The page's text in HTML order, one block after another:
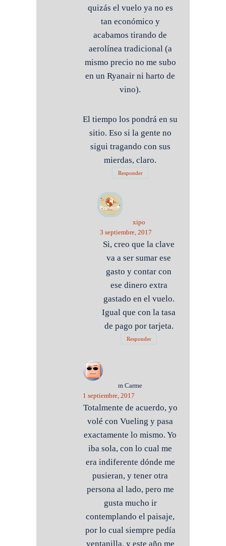
quizás el vuelo ya no es
tan económico y
acabamos tirando de
aerolínea tradicional (a
mismo precio no me subo
en un Ryanair ni harto de
vino).
El tiempo los pondrá en su
sitio. Eso si la gente no
sigui tragando con sus
mierdas, claro.
Responder
xipo
3 septiembre, 2017
Si, creo que la clave
va a ser sumar ese
gasto y contar con
ese dinero extra
gastado en el vuelo.
Igual que con la tasa
de pago por tarjeta.
Responder
m Carme
1 septiembre, 2017
Totalmente de acuerdo, yo
volé con Vueling y pasa
exactamente lo mismo. Yo
iba sola, con lo cual me
era indiferente dónde me
pusieran, y tener otra
persona al lado, pero me
gusta mucho ir
contemplando el paisaje,
por lo cual siempre pedía
ventanilla, y este año me